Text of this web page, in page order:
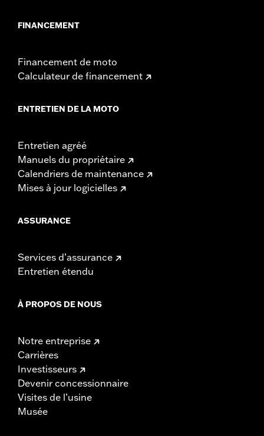
FINANCEMENT
Financement de moto
Calculateur de financement
ENTRETIEN DE LA MOTO
Entretien agréé
Manuels du propriétaire
Calendriers de maintenance
Mises à jour logicielles
ASSURANCE
Services d’assurance
Entretien étendu
À PROPOS DE NOUS
Notre entreprise
Carrières
Investisseurs
Devenir concessionnaire
Visites de l’usine
Musée